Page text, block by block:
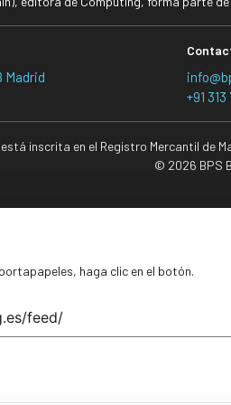
Madrid
+91
está inscrita en el Registro Mercantil de
© 2026 BPS
haga clic en el botón.